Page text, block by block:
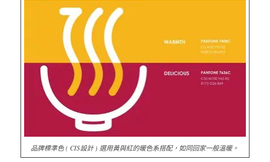
品牌標準色 ( CIS設計 ) 選用黃與紅的暖色系搭配，如同回家一般溫暖。